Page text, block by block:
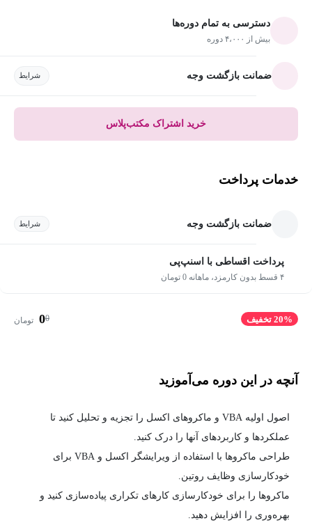
دسترسی به تمام دوره‌ها
بیش از ۴،۰۰۰ دوره
ضمانت بازگشت وجه شرایط
خرید اشتراک مکتب‌پلاس
خدمات پرداخت
ضمانت بازگشت وجه شرایط
پرداخت اقساطی با اسنپ‌پی
۴ قسط بدون کارمزد، ماهانه 0 تومان
20% تخفیف 0
0 تومان
آنچه در این دوره می‌آموزید
اصول اولیه VBA و ماکروهای اکسل را تجزیه و تحلیل کنید تا
عملکردها و کاربردهای آنها را درک کنید.
طراحی ماکروها با استفاده از ویرایشگر اکسل و VBA برای
خودکارسازی وظایف روتین.
ماکروها را برای خودکارسازی کارهای تکراری پیاده‌سازی کنید و
بهره‌وری را افزایش دهید.